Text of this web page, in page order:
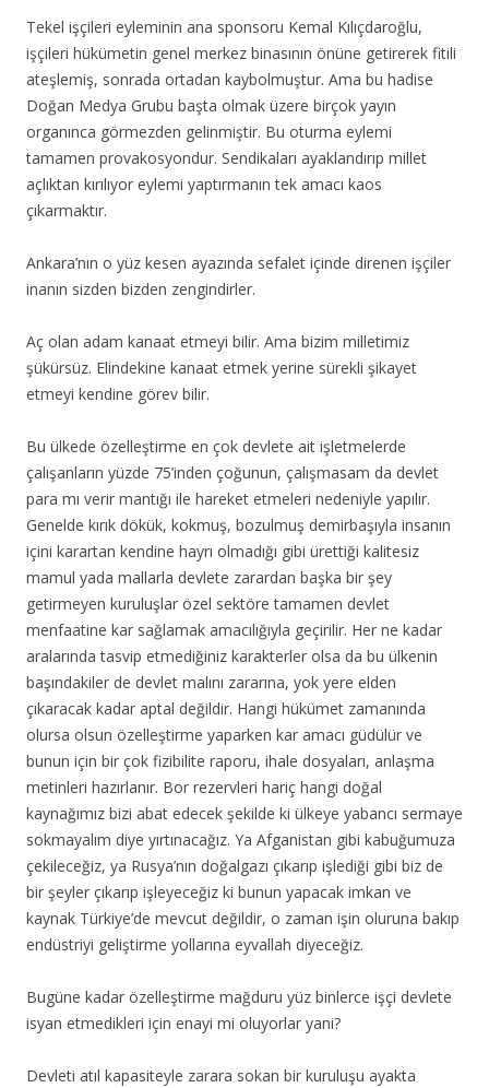
Tekel işçileri eyleminin ana sponsoru Kemal Kılıçdaroğlu,
işçileri hükümetin genel merkez binasının önüne getirerek fitili
ateşlemiş, sonrada ortadan kaybolmuştur. Ama bu hadise
Doğan Medya Grubu başta olmak üzere birçok yayın
organınca görmezden gelinmiştir. Bu oturma eylemi
tamamen provakosyondur. Sendikaları ayaklandırıp millet
açlıktan kırılıyor eylemi yaptırmanın tek amacı kaos
çıkarmaktır.
Ankara’nın o yüz kesen ayazında sefalet içinde direnen işçiler
inanın sizden bizden zengindirler.
Aç olan adam kanaat etmeyi bilir. Ama bizim milletimiz
şükürsüz. Elindekine kanaat etmek yerine sürekli şikayet
etmeyi kendine görev bilir.
Bu ülkede özelleştirme en çok devlete ait işletmelerde
çalışanların yüzde 75’inden çoğunun, çalışmasam da devlet
para mı verir mantığı ile hareket etmeleri nedeniyle yapılır.
Genelde kırık dökük, kokmuş, bozulmuş demirbaşıyla insanın
içini karartan kendine hayrı olmadığı gibi ürettiği kalitesiz
mamul yada mallarla devlete zarardan başka bir şey
getirmeyen kuruluşlar özel sektöre tamamen devlet
menfaatine kar sağlamak amacılığıyla geçirilir. Her ne kadar
aralarında tasvip etmediğiniz karakterler olsa da bu ülkenin
başındakiler de devlet malını zararına, yok yere elden
çıkaracak kadar aptal değildir. Hangi hükümet zamanında
olursa olsun özelleştirme yaparken kar amacı güdülür ve
bunun için bir çok fizibilite raporu, ihale dosyaları, anlaşma
metinleri hazırlanır. Bor rezervleri hariç hangi doğal
kaynağımız bizi abat edecek şekilde ki ülkeye yabancı sermaye
sokmayalım diye yırtınacağız. Ya Afganistan gibi kabuğumuza
çekileceğiz, ya Rusya’nın doğalgazı çıkarıp işlediği gibi biz de
bir şeyler çıkarıp işleyeceğiz ki bunun yapacak imkan ve
kaynak Türkiye’de mevcut değildir, o zaman işin oluruna bakıp
endüstriyi geliştirme yollarına eyvallah diyeceğiz.
Bugüne kadar özelleştirme mağduru yüz binlerce işçi devlete
isyan etmedikleri için enayi mi oluyorlar yani?
Devleti atıl kapasiteyle zarara sokan bir kuruluşu ayakta